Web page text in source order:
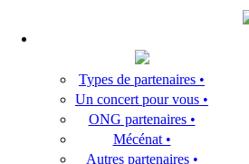
Types de partenaires •
Un concert pour vous •
ONG partenaires •
Mécénat •
Autres partenaires •